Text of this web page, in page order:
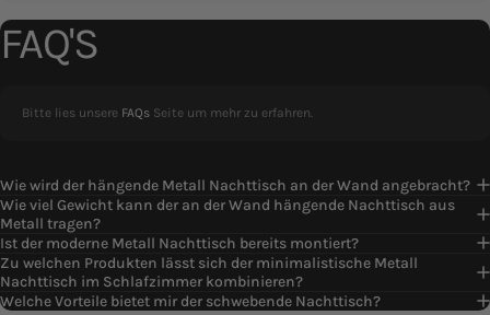
FAQ'S
Bitte lies unsere FAQs Seite um mehr zu erfahren.
Wie wird der hängende Metall Nachttisch an der Wand angebracht?
Wie viel Gewicht kann der an der Wand hängende Nachttisch aus
Metall tragen?
Ist der moderne Metall Nachttisch bereits montiert?
Zu welchen Produkten lässt sich der minimalistische Metall
Nachttisch im Schlafzimmer kombinieren?
Welche Vorteile bietet mir der schwebende Nachttisch?